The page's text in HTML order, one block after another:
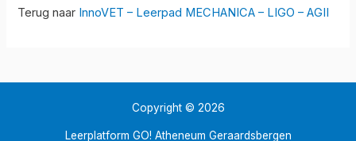
Terug naar InnoVET – Leerpad MECHANICA – LIGO – AGII
Copyright © 2026
Leerplatform GO! Atheneum Geraardsbergen